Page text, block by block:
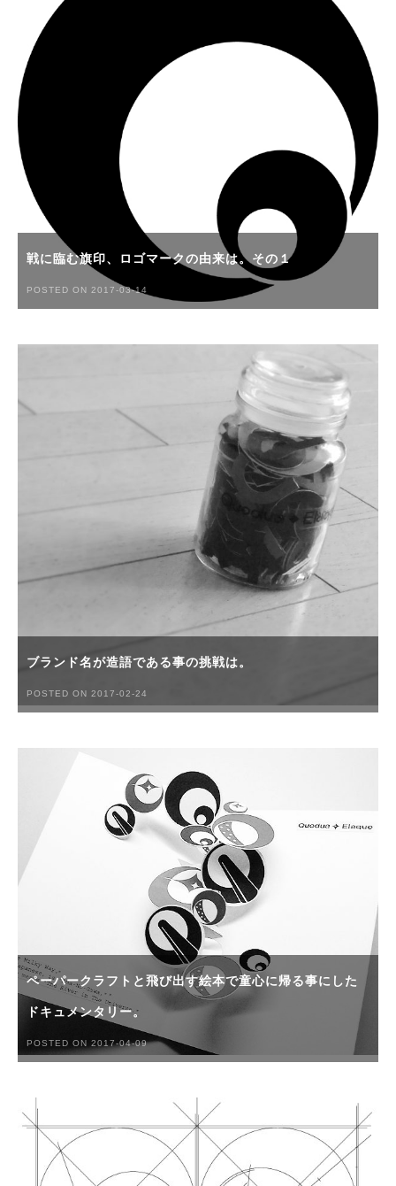
戦に臨む旗印、ロゴマークの由来は。その１
POSTED ON 2017-03-14
ブランド名が造語である事の挑戦は。
POSTED ON 2017-02-24
ペーパークラフトと飛び出す絵本で童心に帰る事にした
ドキュメンタリー。
POSTED ON 2017-04-09